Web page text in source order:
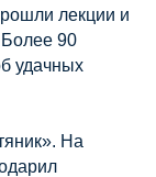
лекции и
Более 90
удачных
На